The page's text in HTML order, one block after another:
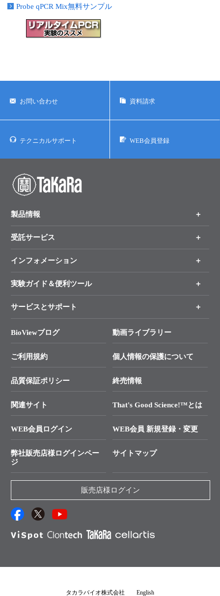
Probe qPCR Mix無料サンプル
お問い合わせ 資料請求
テクニカルサポート WEB会員登録
製品情報
製品一覧
手法から製品を探す
新製品情報
受託サービス
オンライン注文
インフォメーション
キャンペーン
タカラバイオ各種会員募集のお知らせ
終売製品のお知らせ
価格改定のご案内
技術セミナーのご案内
タカラバイオ発表文献
実験ガイド＆便利ツール
リアルタイムPCR実験のススメ
幹細胞・再生医療研究ガイド
クローニング実験ガイド
SMARTer NGSポータルサイト
プライマー設計
制限酵素切断サイトの検索
ユーザーズボイス集
抗体検索サイト
サービスとサポート
総合お問い合わせ
├ 実験コンシェルジュ
├ 受託サービスお問い合わせ
資料請求 機器関連
資料請求 受託関連
資料請求 核酸抽出・精製カタログ
サンプル請求一覧
プロトコール集
BioViewブログ 動画ライブラリー
ご利用規約 個人情報の保護について
品質保証ポリシー 終売情報
関連サイト That's Good Science!™とは
WEB会員ログイン WEB会員 新規登録・変更
弊社販売店様ログインペー
ジ
サイトマップ
販売店様ログイン
タカラバイオ株式会社 English